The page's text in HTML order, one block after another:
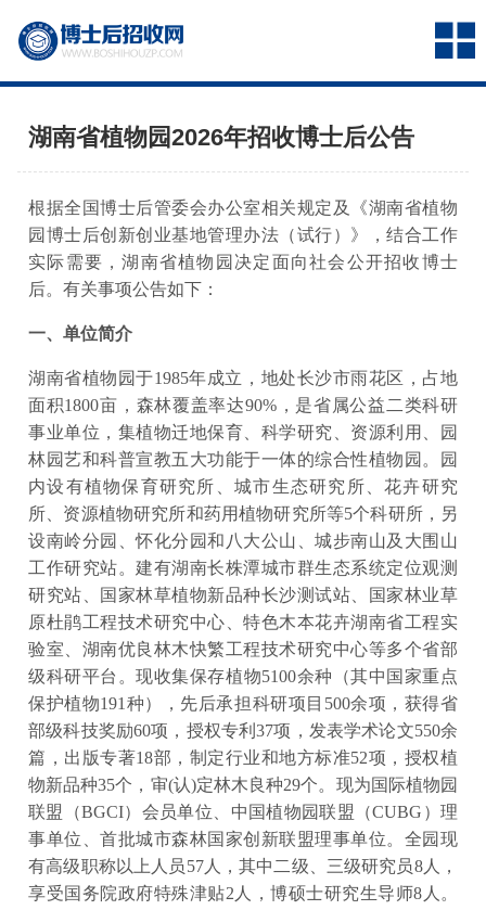
湖南省植物园2026年招收博士后公告
根据全国博士后管委会办公室相关规定及《湖南省植物
园博士后创新创业基地管理办法（试行）》，结合工作
实际需要，湖南省植物园决定面向社会公开招收博士
后。有关事项公告如下：
一、单位简介
湖南省植物园于1985年成立，地处长沙市雨花区，占地
面积1800亩，森林覆盖率达90%，是省属公益二类科研
事业单位，集植物迁地保育、科学研究、资源利用、园
林园艺和科普宣教五大功能于一体的综合性植物园。园
内设有植物保育研究所、城市生态研究所、花卉研究
所、资源植物研究所和药用植物研究所等5个科研所，另
设南岭分园、怀化分园和八大公山、城步南山及大围山
工作研究站。建有湖南长株潭城市群生态系统定位观测
研究站、国家林草植物新品种长沙测试站、国家林业草
原杜鹃工程技术研究中心、特色木本花卉湖南省工程实
验室、湖南优良林木快繁工程技术研究中心等多个省部
级科研平台。现收集保存植物5100余种（其中国家重点
保护植物191种），先后承担科研项目500余项，获得省
部级科技奖励60项，授权专利37项，发表学术论文550余
篇，出版专著18部，制定行业和地方标准52项，授权植
物新品种35个，审(认)定林木良种29个。现为国际植物园
联盟（BGCI）会员单位、中国植物园联盟（CUBG）理
事单位、首批城市森林国家创新联盟理事单位。全园现
有高级职称以上人员57人，其中二级、三级研究员8人，
享受国务院政府特殊津贴2人，博硕士研究生导师8人。